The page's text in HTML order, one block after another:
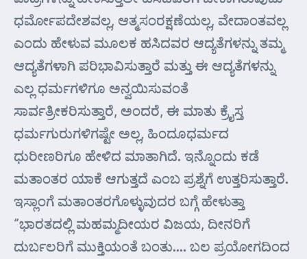
ಧರ್ಮೋಪದೇಶವಲ್ಲ, ಆತ್ಮಸಂರಕ್ಷಣೆಯಲ್ಲ, ವೇದಾಂತವಲ್ಲ
ಎಂದು ಹೇಳುವ ಮೂಲಕ ಹಸಿದವರ ಆದ್ಯತೆಗಳನ್ನು ತಮ್ಮ
ಆದ್ಯತೆಗಳಾಗಿ ಪರಿಭಾವಿಸುತ್ತಾರೆ ಮತ್ತು ಈ ಆದ್ಯತೆಗಳನ್ನು
ಎಲ್ಲ ಧರ್ಮಗಳಿಗೂ ಅನ್ವಯಿಸುವಂತೆ
ಸಾರ್ವತ್ರೀಕರಿಸುತ್ತಾರೆ, ಅಂದರೆ, ಈ ಮಾತು ಕ್ರೈಸ್ತ
ಧರ್ಮಗುರುಗಳಿಗಷ್ಟೇ ಅಲ್ಲ, ಹಿಂದೂಧರ್ಮದ
ಧುರೀಣರಿಗೂ ಹೇಳಿದ ಮಾತಾಗಿದೆ. ಇನ್ನೊಂದು ಕಡೆ
ಮತಾಂತರ ಯಾಕೆ ಆಗುತ್ತದೆ ಎಂಬ ಪ್ರಶ್ನೆಗೆ ಉತ್ತರಿಸುತ್ತಾರೆ.
ಇಸ್ಲಾಂಗೆ ಮತಾಂತರಗೊಳ್ಳುವುದರ ಬಗ್ಗೆ ಹೇಳುತ್ತಾ
“ಭಾರತದಲ್ಲಿ ಮಹಮ್ಮದೀಯರ ವಿಜಯ, ದೀನರಿಗೆ
ದುರ್ಬಲರಿಗೆ ಮುಕ್ತಿಯಂತೆ ಬಂತು…. ಬಲ ಪ್ರಯೋಗದಿಂದ